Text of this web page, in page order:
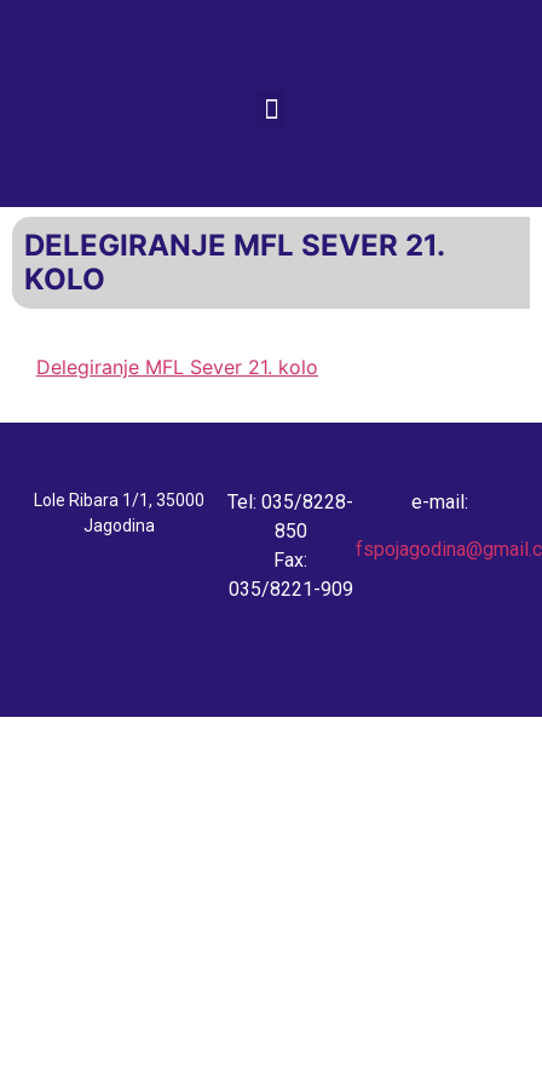
DELEGIRANJE MFL SEVER 21.
KOLO
Delegiranje MFL Sever 21. kolo
Lole Ribara 1/1, 35000
Jagodina
Tel: 035/8228-
850
Fax:
035/8221-909
e-mail: